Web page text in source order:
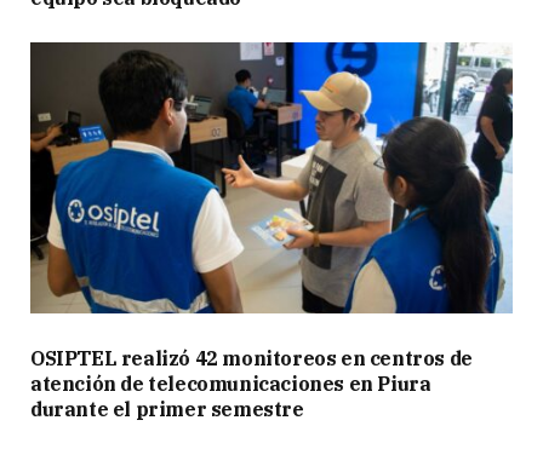
OSIPTEL realizó 42 monitoreos en centros de
atención de telecomunicaciones en Piura
durante el primer semestre